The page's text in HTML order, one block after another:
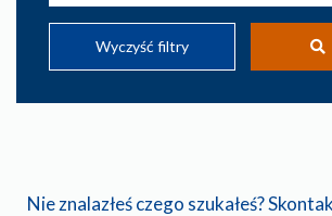
Wyczyść filtry
Nie znalazłeś czego szukałeś?